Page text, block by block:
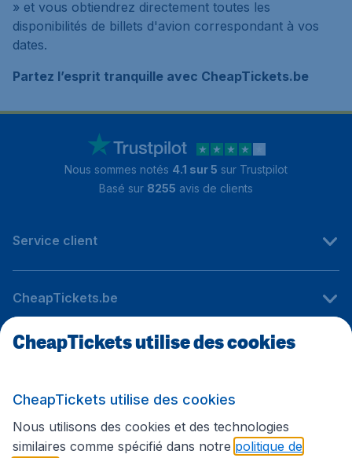
» et vous obtiendrez directement toutes les
disponibilités de billets d'avion correspondant à vos
dates.
Partez l’esprit tranquille avec CheapTickets.be
Nous sommes notés 4.1 sur 5 sur Trustpilot
Basé sur 8255 avis de clients
Service client
CheapTickets.be
Sites internationaux
Suivez CheapTickets.be
CheapTickets utilise des cookies
CheapTickets utilise des cookies
Nous utilisons des cookies et des technologies
similaires comme spécifié dans notre politique de